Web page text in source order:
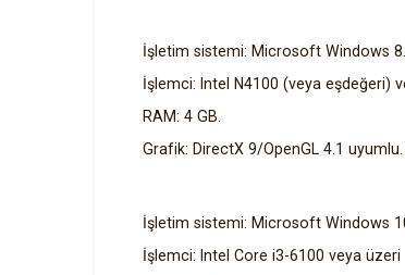
İşletim sistemi: Microsoft Windows
İşlemci: Intel N4100 (veya eşdeğeri)
RAM: 4 GB.
Grafik: DirectX 9/OpenGL 4.1 uyumlu.
İşletim sistemi: Microsoft Windows
İşlemci: Intel Core i3-6100 veya üzeri